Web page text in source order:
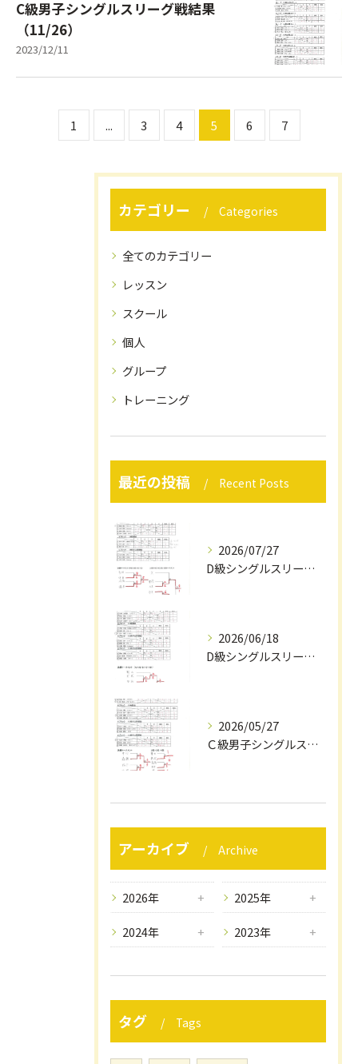
C級男子シングルスリーグ戦結果
（11/26）
2023/12/11
1 ... 3 4 5 6 7
カテゴリー Categories
全てのカテゴリー
レッスン
スクール
個人
グループ
トレーニング
最近の投稿 Recent Posts
2026/07/27
D級シングルスリーグ戦結果（7/12）
2026/06/18
D級シングルスリーグ戦結果（６/1４）
2026/05/27
Ｃ級男子シングルスリーグ戦結果（５/２４）
アーカイブ Archive
2026年 2025年
2024年 2023年
タグ Tags